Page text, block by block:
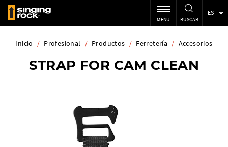
ES
MENU BUSCAR
Inicio / Profesional / Productos / Ferretería / Accesorios
STRAP FOR CAM CLEAN